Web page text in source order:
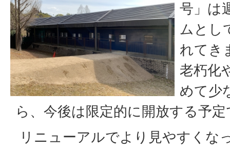
号」は
ムとし
れてき
老朽化
めて少
ら、今後は限定的に開放する予
リニューアルでより見やすくな